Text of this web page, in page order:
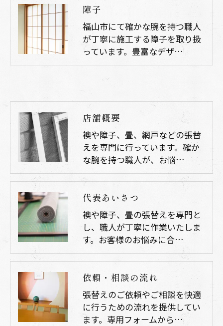
障子
福山市にて確かな腕を持つ職人
が丁寧に施工する障子を取り扱
っています。豊富なデザ…
店舗概要
襖や障子、畳、網戸などの張替
えを専門に行っています。確か
な腕を持つ職人が、お悩…
代表あいさつ
襖や障子、畳の張替えを専門と
し、職人が丁寧に作業いたしま
す。お客様のお悩みに合…
依頼・相談の流れ
張替えのご依頼やご相談を快適
に行うための流れを提供してい
ます。専用フォームから…